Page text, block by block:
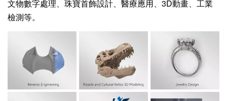
文物數字處理、珠寶首飾設計、醫療應用、3D動畫、工業
檢測等。